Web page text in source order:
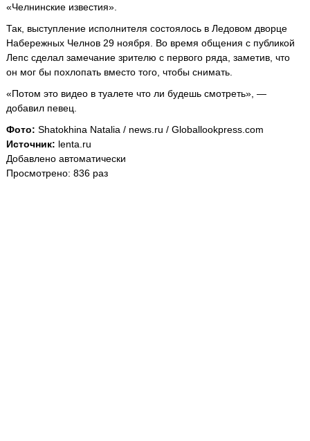
«Челнинские известия».
Так, выступление исполнителя состоялось в Ледовом дворце
Набережных Челнов 29 ноября. Во время общения с публикой
Лепс сделал замечание зрителю с первого ряда, заметив, что
он мог бы похлопать вместо того, чтобы снимать.
«Потом это видео в туалете что ли будешь смотреть», —
добавил певец.
Фото: Shatokhina Natalia / news.ru / Globallookpress.com
Источник: lenta.ru
Добавлено автоматически
Просмотрено: 836 раз